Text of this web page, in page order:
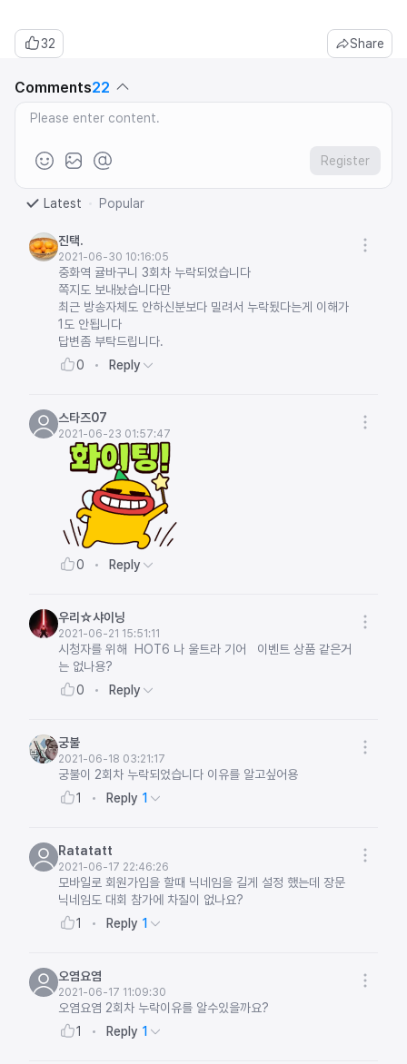
32 Share
Comments22
Register
Latest Popular
진택.
2021-06-30 10:16:05
중화역 귤바구니 3회차 누락되었습니다
쪽지도 보내놨습니다만
최근 방송자체도 안하신분보다 밀려서 누락됬다는게 이해가
1도 안됩니다
답변좀 부탁드립니다.
0
Reply
스타즈07
2021-06-23 01:57:47
0 Reply
우리☆샤이닝
2021-06-21 15:51:11
시청자를 위해 HOT6 나 울트라 기어 이벤트 상품 같은거
는 없나용?
0
Reply
궁불
2021-06-18 03:21:17
궁불이 2회차 누락되었습니다 이유를 알고싶어용
1
Reply 1
Ratatatt
2021-06-17 22:46:26
모바일로 회원가입을 할때 닉네임을 길게 설정 했는데 장문
닉네임도 대회 참가에 차질이 없나요?
1
Reply 1
오염요염
2021-06-17 11:09:30
오염요염 2회차 누락이유를 알수있을까요?
1
Reply 1